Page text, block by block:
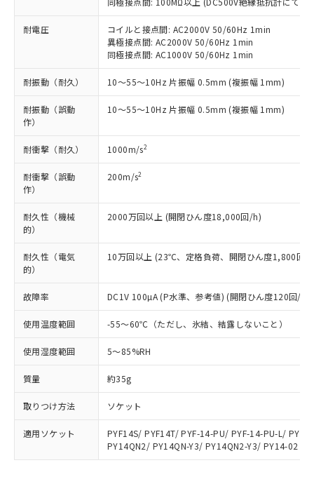
耐電圧
コイルと接点間: AC2000V 50/60Hz 1min
異極接点間: AC2000V 50/60Hz 1min
同極接点間: AC1000V 50/60Hz 1min
耐振動（耐久） 10～55～10Hz 片振幅 0.5mm (複振幅 1mm)
耐振動（誤動
作）
10～55～10Hz 片振幅 0.5mm (複振幅 1mm)
耐衝撃（耐久） 1000m/s2
耐衝撃（誤動
作）
200m/s2
耐久性（機械
的）
2000万回以上 (開閉ひん度18,000回/h)
耐久性（電気
的）
10万回以上 (23℃、定格負荷、開閉ひん度1,800回/
故障率 DC1V 100µA (P水準、参考値) (開閉ひん度120回/
使用温度範囲 -55～60℃（ただし、氷結、結露しないこと）
使用湿度範囲 5～85%RH
質量 約35g
取りつけ方法 ソケット
適用ソケット
PYF14S/ PYF14T/ PYF-14-PU/ PYF-14-PU-L/
PY14QN2/ PY14QN-Y3/ PY14QN2-Y3/ PY14-02
本サービスの対象外となる商品もある
在庫状況および標準価格照会結果は、
記載している更新日時点での社内デー
タに基づき作成されるものであり、閲
覧された時点での実際の在庫および標
準価格とは異なる場合があることをご
了承ください。
様のお取引先、またはお客様担当のオ
ムロン制御機器販売店・当社販売員に
ご相談ください。
オムロン制御機器販売店や当社販売拠
ください。
事前の承諾なく第三者に漏洩または開
示しないようお願いします。
ビス）をご利用いただくには、I-Web
メンバーズにご登録されている必要が
お客様が当ウェブサイト上で当社にご
登録された部品リストについて、当社
品・サービスに関するお客様との取
引・商談に必要な範囲で利用すること
をご了承ください。
※当社の共同利用者とは、"個人情報
の共同利用に関して"
の「1.共同利
用者の範囲」に記載されている法人を
指します。
いたものが、含有品と判明した場合などや
むを得ず変更することがあります。
*EU RoHS指令（10物質）：
鉛(Pb) 1000ppm以下、 水銀(Hg) 1000ppm以下、 カド
ミウム(Cd) 100ppm以下、
六価クロム(Cr(Ⅵ)) 1000ppm以下、ポリ臭化ビフェニル
(PBDE) 1000ppm以下、フタル酸ビス(2-エチルヘキシ
（DBP） 1000ppm以下、フタル酸ジイソブチル
(DIBP) 1000ppm以下
但し、RoHS指令で産業用監視および制御機器に対する
適用除外項目は除く。
フタル酸エステル類の４物質については閾値を超える意
部品在庫の切り替え状況などにより、予定
月が前後することがあります。
※3 非含有証明書ダウンロード
下記の非含有証明書をダウンロードするこ
とができます。
EU RoHS指令（10物質）の非含有証明書
51物質の非含有証明書（当社基準）
※本証明書は発行日時点で非含有を証明す
るもので、過去に遡って非含有を証明する
基準値を超えていることを示します。
「－」：未確認です。当社販売部門へお問
い合わせください。
*中国RoHS10物質の基準値 (GB/T26572)：
Pb(鉛) :1000ppm、 Hg(水銀) : 1000ppm、 Cd(カドミウ
Cr(Ⅵ)(六価クロム) : 1000ppm、 PBBs(ポリ臭化ビフェ
ニル類) : 1000ppm、 PBDEs(ポリ臭化ジフェニルエーテ
DBP(フタル酸ジブチル) : 1000ppm、 DIBP(フタル酸ジ
イソブチル) : 1000ppm、 BBP(フタル酸ブチルベンジ
ル) : 1000ppm、
DEHP(フタル酸ビス(2-エチルヘキシル)) : 1000ppm
※2 環境保護使用期限
準値以下であることを示します。
「10」：通常の使用状況下において有害物
質が外部に漏えいし、環境に深刻な影響を
及ぼさない年数を意味します。
「－」：未確認です。当社販売部門へお問
い合わせください。
当社は、これら貴社製品のうち、外国
為替および外国貿易法に定める商品
（以下｢規制貨物等」という）を輸出
または国外への提供する場合は、日本
国政府の輸出許可(または役務取引許
可)を取得するなどの必要な手続きを
とります。
全に破砕するなど、違法に輸出されな
いよう必要な手段を講じます。
当社は貴社製品を、核兵器、ミサイ
ル、化学兵器、生物兵器またはその他
当社は、貴社製品を第三者に販売する
該第三者に通知します。また当社は、
法に輸出するおそれがある場合は、取
り引きをいたしません。
合意する
号
説明
○ 一定数以上の在庫あり
△ 一定数には満たないが在庫あり
－
在庫なし(最新の在庫状況につ
たはお客様担当のオムロン制御
機器販売店・当社販売員にご確
認ください)